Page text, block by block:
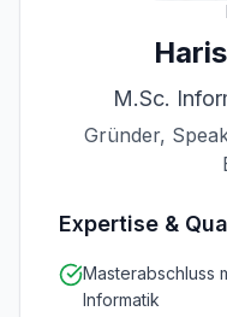
M.Sc.
Gründer,
Expertise &
Masterabschluss
Informatik